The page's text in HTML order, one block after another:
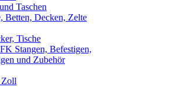
Taschen
Betten, Decken, Zelte
Tische
Stangen, Befestigen,
und Zubehör
Zoll